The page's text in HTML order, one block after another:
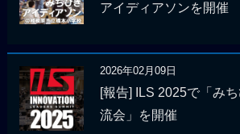
アイディアソンを開催
2026年02月09日
[報告] ILS 2025で「み
流会」を開催